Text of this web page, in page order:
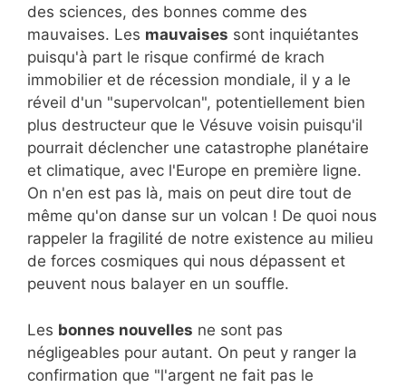
des sciences, des bonnes comme des
mauvaises. Les mauvaises sont inquiétantes
puisqu'à part le risque confirmé de krach
immobilier et de récession mondiale, il y a le
réveil d'un "supervolcan", potentiellement bien
plus destructeur que le Vésuve voisin puisqu'il
pourrait déclencher une catastrophe planétaire
et climatique, avec l'Europe en première ligne.
On n'en est pas là, mais on peut dire tout de
même qu'on danse sur un volcan ! De quoi nous
rappeler la fragilité de notre existence au milieu
de forces cosmiques qui nous dépassent et
peuvent nous balayer en un souffle.
Les bonnes nouvelles ne sont pas
négligeables pour autant. On peut y ranger la
confirmation que "l'argent ne fait pas le